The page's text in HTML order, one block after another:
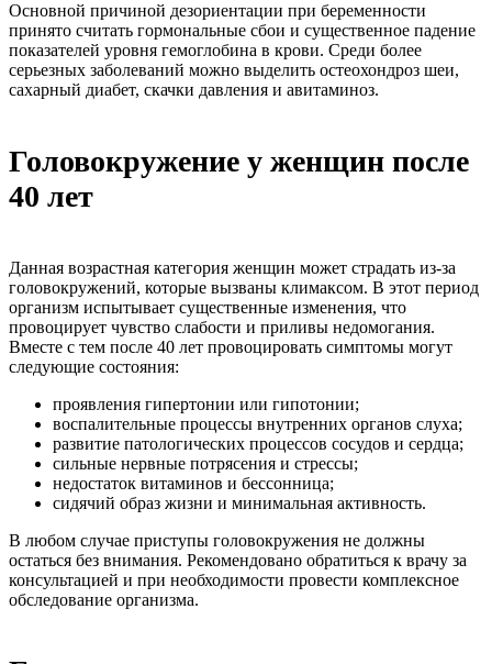
Основной причиной дезориентации при беременности
принято считать гормональные сбои и существенное падение
показателей уровня гемоглобина в крови. Среди более
серьезных заболеваний можно выделить остеохондроз шеи,
сахарный диабет, скачки давления и авитаминоз.
Головокружение у женщин после
40 лет
Данная возрастная категория женщин может страдать из-за
головокружений, которые вызваны климаксом. В этот период
организм испытывает существенные изменения, что
провоцирует чувство слабости и приливы недомогания.
Вместе с тем после 40 лет провоцировать симптомы могут
следующие состояния:
проявления гипертонии или гипотонии;
воспалительные процессы внутренних органов слуха;
развитие патологических процессов сосудов и сердца;
сильные нервные потрясения и стрессы;
недостаток витаминов и бессонница;
сидячий образ жизни и минимальная активность.
В любом случае приступы головокружения не должны
остаться без внимания. Рекомендовано обратиться к врачу за
консультацией и при необходимости провести комплексное
обследование организма.